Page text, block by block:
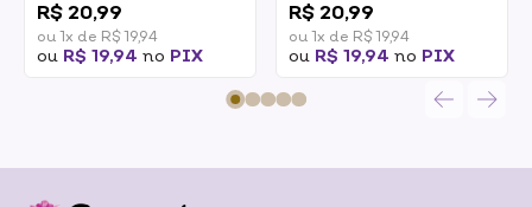
R$ 20,99
ou 1x de R$ 19,94
ou R$ 19,94 no PIX
R$ 20,99
ou 1x de R$ 19,94
ou R$ 19,94 no PIX